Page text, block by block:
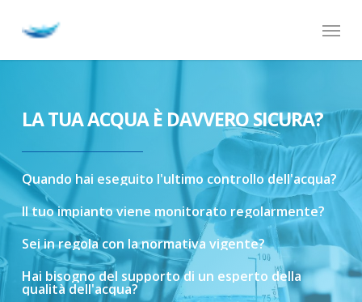
Menu
LA TUA ACQUA È DAVVERO SICURA?
Quando hai eseguito l'ultimo controllo dell'acqua?
Il tuoimpianto viene monitorato regolarmente?
Seiinregola con lanormativa vigente?
Hai bisognodel supportodi un esperto della
qualitàdell'acqua?